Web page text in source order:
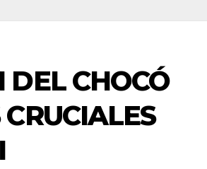
DEL CHOCÓ